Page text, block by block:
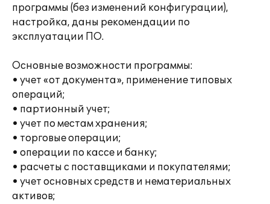
программы (без изменений конфигурации),
настройка, даны рекомендации по
эксплуатации ПО.
Основные возможности программы:
• учет «от документа», применение типовых
операций;
• партионный учет;
• учет по местам хранения;
• торговые операции;
• операции по кассе и банку;
• расчеты с поставщиками и покупателями;
• учет основных средств и нематериальных
активов;